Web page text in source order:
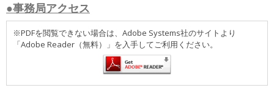
●事務局アクセス
※PDFを閲覧できない場合は、Adobe Systems社のサイトより
「Adobe Reader（無料）」を入手してご利用ください。